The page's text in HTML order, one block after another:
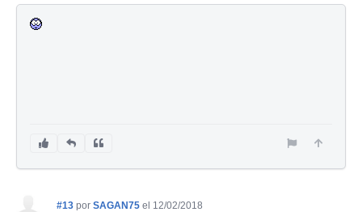
#13 por SAGAN75 el 12/02/2018